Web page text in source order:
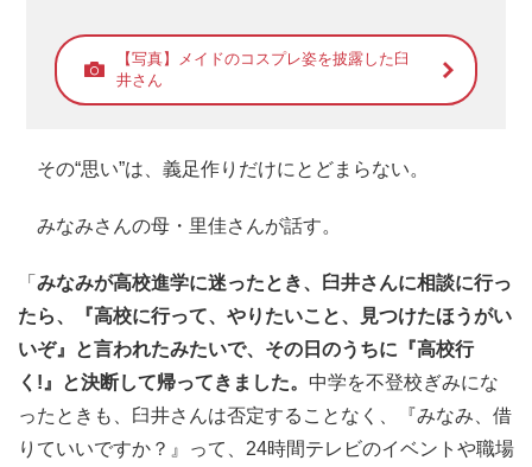
【写真】メイドのコスプレ姿を披露した臼
井さん
その“思い”は、義足作りだけにとどまらない。
みなみさんの母・里佳さんが話す。
「 みなみが高校進学に迷ったとき、臼井さんに相談に行っ
たら、『高校に行って、やりたいこと、見つけたほうがい
いぞ』と言われたみたいで、その日のうちに『高校行
く!』と決断して帰ってきました。 中学を不登校ぎみにな
ったときも、臼井さんは否定することなく、『みなみ、借
りていいですか？』って、24時間テレビのイベントや職場